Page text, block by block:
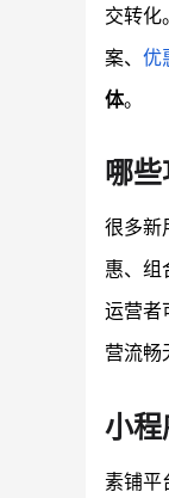
交转化
案、 优
体。
哪些
很多新
惠、组
运营者
营流畅
小程
素铺平